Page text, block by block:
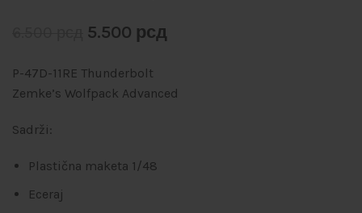
5.500 рсд
P-47D-11RE Thunderbolt
Zemke’s Wolfpack Advanced
Sadrži:
Plastična maketa 1/48
Eceraj